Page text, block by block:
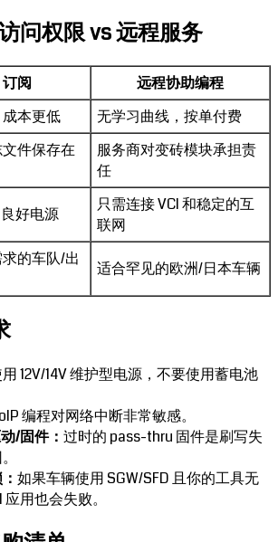
问权限 vs 远程服务
订阅
远程协助编程
本更低
无学习曲线，按单付费
件保存在
服务商对变砖模块承担责
任
好电源
只需连接 VCI 和稳定的互
联网
的车队/出
适合罕见的欧洲/日本车辆
12V/14V 维护型电源，不要使用蓄电池
编程对网络中断非常敏感。
/固件： 过时的 pass-thru 固件是刷写失
如果车辆使用 SGW/SFD 且你的工具无
用也会失败。